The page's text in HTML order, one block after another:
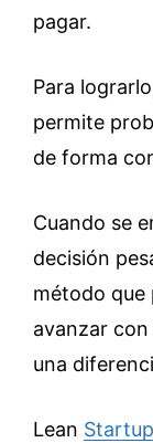
pagar.
Para
permite
de forma
Cuando se
decisión
método que
avanzar
una
Lean